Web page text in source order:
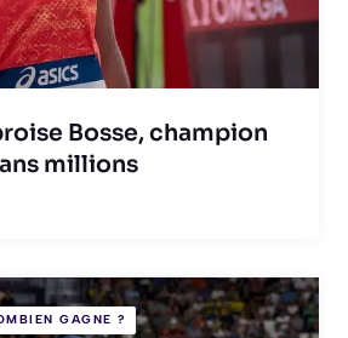
Bosse, champion
millions
GAGNE ?